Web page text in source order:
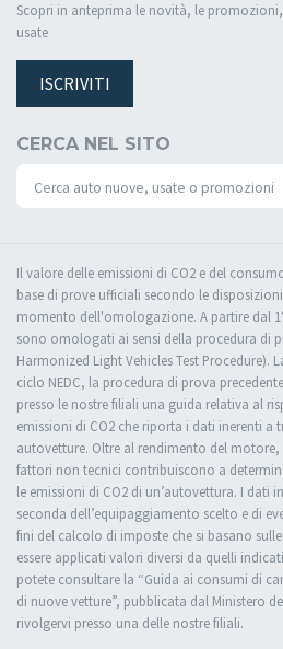
Scopri in anteprima le novità, le
usate
ISCRIVITI
CERCA NEL SITO
Il valore delle emissioni di CO2 e del
base di prove ufficiali secondo le
momento dell'omologazione. A partire dal
sono omologati ai sensi della procedura di
Harmonized Light Vehicles Test Procedure).
ciclo NEDC, la procedura di prova
presso le nostre filiali una guida relativa al
emissioni di CO2 che riporta i dati inerenti a
autovetture. Oltre al rendimento del
fattori non tecnici contribuiscono a
le emissioni di CO2 di un’autovettura. I dati
seconda dell’equipaggiamento scelto e di
fini del calcolo di imposte che si basano
essere applicati valori diversi da quelli
potete consultare la “Guida ai consumi di
di nuove vetture”, pubblicata dal Ministero
rivolgervi presso una delle nostre filiali.